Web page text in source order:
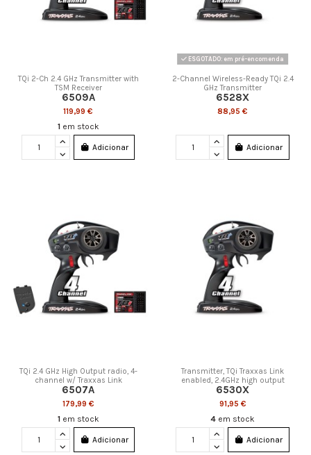
TQi 2-Ch 2.4 GHz Transmitter with
TSM Receiver
6509A
119,99 €
1 em stock
Adicionar
ESGOTADO: em pré-encomenda
2-Channel Wireless-Ready TQi 2.4
GHz Transmitter
6528X
88,95 €
Adicionar
TQi 2.4 GHz High Output radio, 4-
channel w/ Traxxas Link
6507A
179,99 €
1 em stock
Adicionar
Transmitter, TQi Traxxas Link
enabled, 2.4GHz high output
6530X
91,95 €
4 em stock
Adicionar